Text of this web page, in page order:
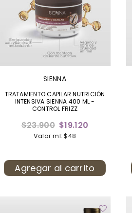
SIENNA
TRATAMIENTO CAPILAR NUTRICIÓN
INTENSIVA SIENNA 400 ML -
CONTROL FRIZZ
Precio
habitual
$23.900 $19.120
Valor ml: $48
Agregar al carrito